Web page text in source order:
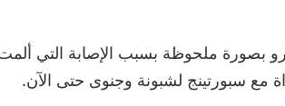
بصورة ملحوظة بسبب الإصابة التي
مع سبورتينج لشبونة وجنوى حتى الآن.